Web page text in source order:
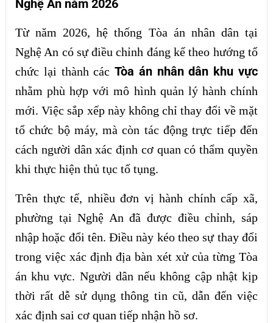
Nghệ An năm 2026
Từ năm 2026, hệ thống Tòa án nhân dân tại
Nghệ An có sự điều chỉnh đáng kể theo hướng tổ
chức lại thành cácTòa án nhân dân khu vực
nhằm phù hợp với mô hình quản lý hành chính
mới. Việc sắp xếp này không chỉ thay đổi về mặt
tổ chức bộ máy, mà còn tác động trực tiếp đến
cách người dân xác định cơ quan có thẩm quyền
khi thực hiện thủ tục tố tụng.
Trên thực tế, nhiều đơn vị hành chính cấp xã,
phường tại Nghệ An đã được điều chỉnh, sáp
nhập hoặc đổi tên. Điều này kéo theo sự thay đổi
trong việc xác định địa bàn xét xử của từng Tòa
án khu vực. Người dân nếu không cập nhật kịp
thời rất dễ sử dụng thông tin cũ, dẫn đến việc
xác định sai cơ quan tiếp nhận hồ sơ.